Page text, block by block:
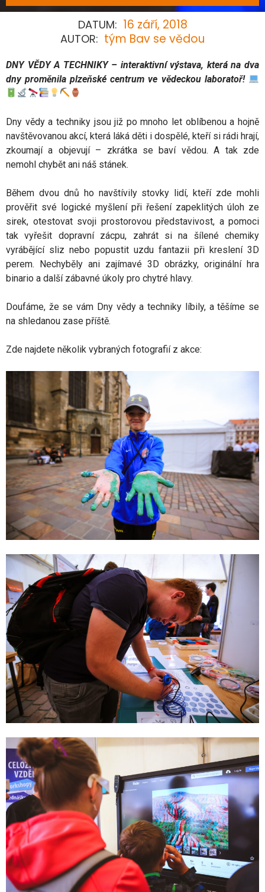
DATUM: 16 září, 2018
AUTOR: tým Bav se vědou
DNY VĚDY A TECHNIKY– interaktivní výstava, která na dva
dny proměnila plzeňské centrum ve vědeckou laboratoř!
Dny vědy a techniky jsou již po mnoho let oblíbenou a hojně
navštěvovanou akcí, která láká děti i dospělé, kteří si rádi hrají,
zkoumají a objevují – zkrátka se baví vědou. A tak zde
nemohl chybět ani náš stánek.
Během dvou dnů ho navštívily stovky lidí, kteří zde mohli
prověřit své logické myšlení při řešení zapeklitých úloh ze
sirek, otestovat svoji prostorovou představivost, a pomoci
tak vyřešit dopravní zácpu, zahrát si na šílené chemiky
vyrábějící sliz nebo popustit uzdu fantazii při kreslení 3D
perem. Nechyběly ani zajímavé 3D obrázky, originální hra
binario a další zábavné úkoly pro chytré hlavy.
Doufáme, že se vám Dny vědy a techniky líbily, a těšíme se
na shledanou zase příště.
Zde najdete několik vybraných fotografií z akce: